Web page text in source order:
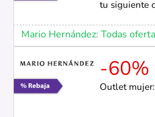
tu siguiente
Mario Hernández: Todas
-60%
Outlet